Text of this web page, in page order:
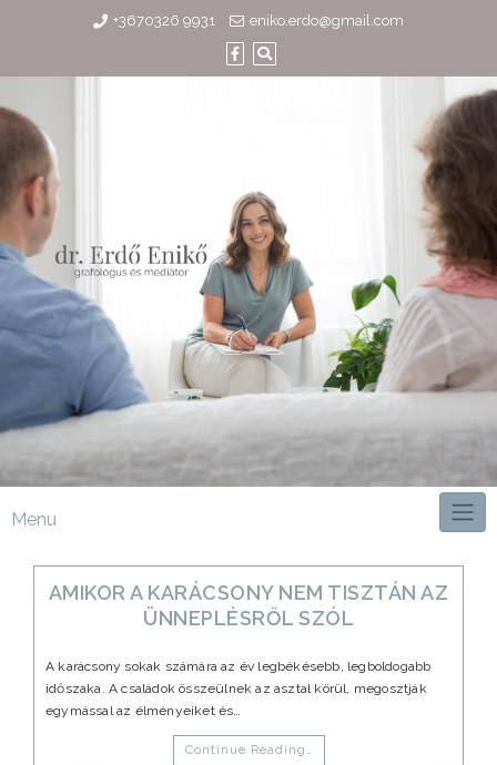
content
+3670326 9931 eniko.erdo@gmail.com
Menu
AMIKOR A KARÁCSONY NEM TISZTÁN AZ
ÜNNEPLÉSRŐL SZÓL
A karácsony sokak számára az év legbékésebb, legboldogabb
időszaka. A családok összeülnek az asztal körül, megosztják
egymással az élményeiket és…
Continue Reading…